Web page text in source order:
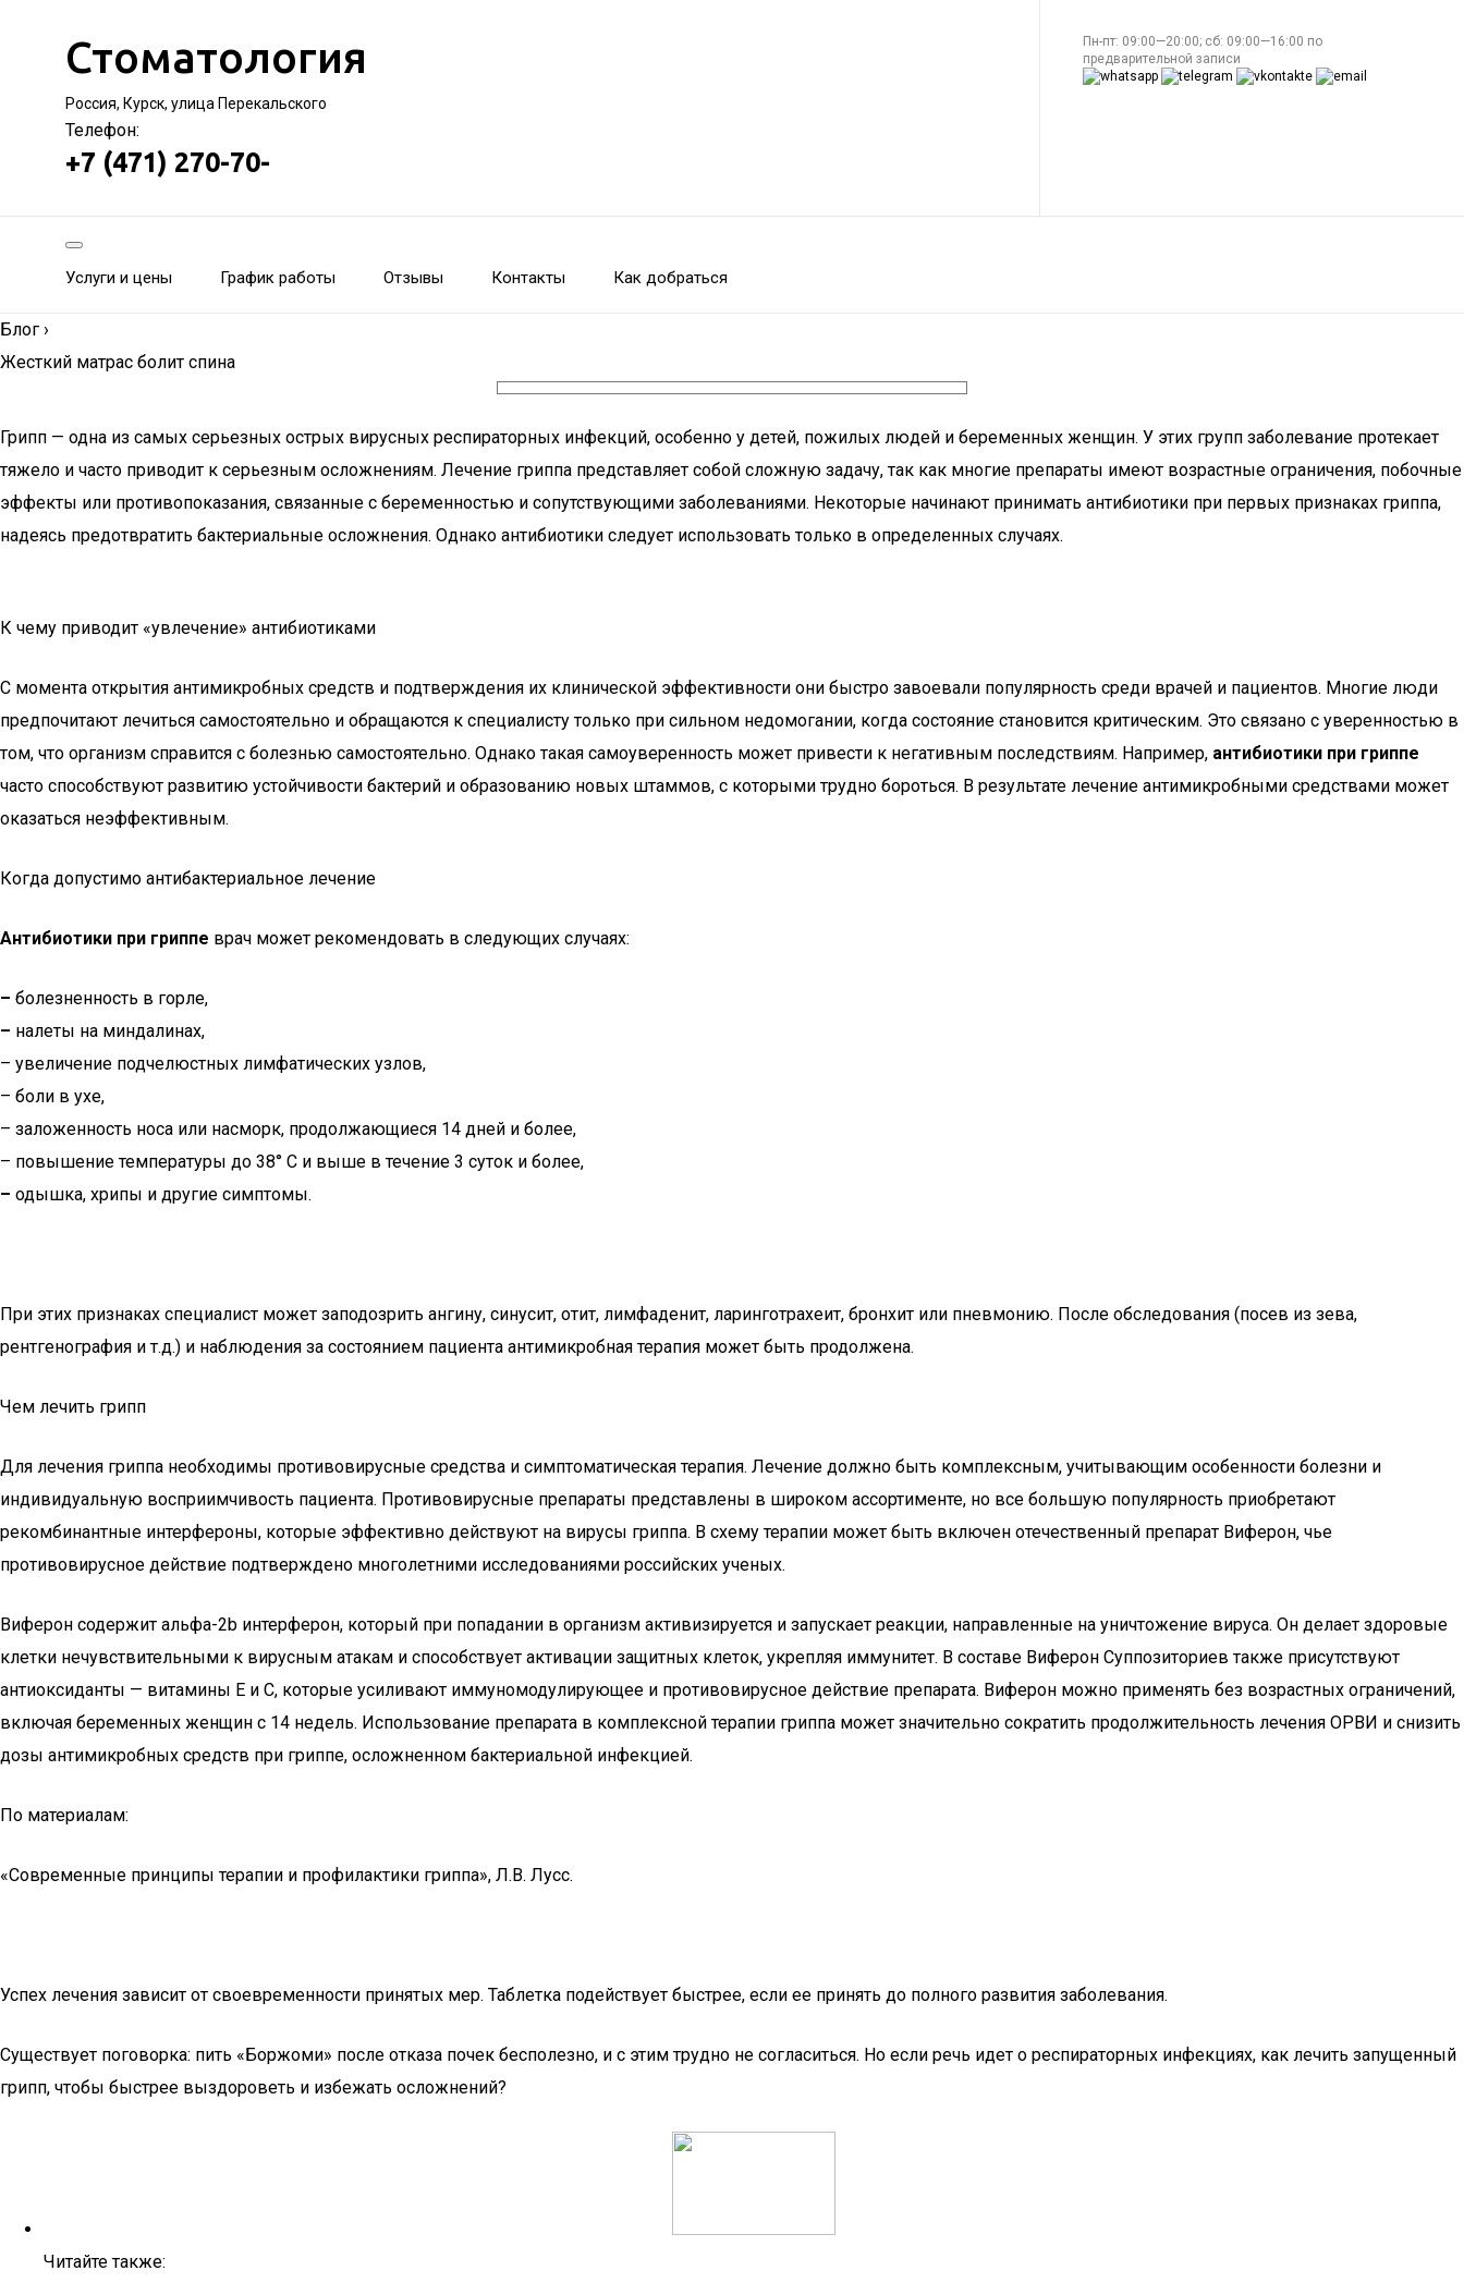
Стоматология
Россия, Курск, улица Перекальского
Телефон:
+7 (471) 270-70-
Пн-пт: 09:00—20:00; сб: 09:00—16:00 по
предварительной записи
Услуги и цены График работы Отзывы Контакты Как добраться
Блог ›
Жесткий матрас болит спина
Грипп — одна из самых серьезных острых вирусных респираторных инфекций, особенно у детей, пожилых людей и беременных женщин. У этих групп заболевание протекает
тяжело и часто приводит к серьезным осложнениям. Лечение гриппа представляет собой сложную задачу, так как многие препараты имеют возрастные ограничения, побочные
эффекты или противопоказания, связанные с беременностью и сопутствующими заболеваниями. Некоторые начинают принимать антибиотики при первых признаках гриппа,
надеясь предотвратить бактериальные осложнения. Однако антибиотики следует использовать только в определенных случаях.
К чему приводит «увлечение» антибиотиками
С момента открытия антимикробных средств и подтверждения их клинической эффективности они быстро завоевали популярность среди врачей и пациентов. Многие люди
предпочитают лечиться самостоятельно и обращаются к специалисту только при сильном недомогании, когда состояние становится критическим. Это связано с уверенностью в
том, что организм справится с болезнью самостоятельно. Однако такая самоуверенность может привести к негативным последствиям. Например, антибиотики при гриппе
часто способствуют развитию устойчивости бактерий и образованию новых штаммов, с которыми трудно бороться. В результате лечение антимикробными средствами может
оказаться неэффективным.
Когда допустимо антибактериальное лечение
Антибиотики при гриппе врач может рекомендовать в следующих случаях:
– болезненность в горле,
– налеты на миндалинах,
– увеличение подчелюстных лимфатических узлов,
– боли в ухе,
– заложенность носа или насморк, продолжающиеся 14 дней и более,
– повышение температуры до 38° С и выше в течение 3 суток и более,
– одышка, хрипы и другие симптомы.
При этих признаках специалист может заподозрить ангину, синусит, отит, лимфаденит, ларинготрахеит, бронхит или пневмонию. После обследования (посев из зева,
рентгенография и т.д.) и наблюдения за состоянием пациента антимикробная терапия может быть продолжена.
Чем лечить грипп
Для лечения гриппа необходимы противовирусные средства и симптоматическая терапия. Лечение должно быть комплексным, учитывающим особенности болезни и
индивидуальную восприимчивость пациента. Противовирусные препараты представлены в широком ассортименте, но все большую популярность приобретают
рекомбинантные интерфероны, которые эффективно действуют на вирусы гриппа. В схему терапии может быть включен отечественный препарат Виферон, чье
противовирусное действие подтверждено многолетними исследованиями российских ученых.
Виферон содержит альфа-2b интерферон, который при попадании в организм активизируется и запускает реакции, направленные на уничтожение вируса. Он делает здоровые
клетки нечувствительными к вирусным атакам и способствует активации защитных клеток, укрепляя иммунитет. В составе Виферон Суппозиториев также присутствуют
антиоксиданты — витамины Е и С, которые усиливают иммуномодулирующее и противовирусное действие препарата. Виферон можно применять без возрастных ограничений,
включая беременных женщин с 14 недель. Использование препарата в комплексной терапии гриппа может значительно сократить продолжительность лечения ОРВИ и снизить
дозы антимикробных средств при гриппе, осложненном бактериальной инфекцией.
По материалам:
«Современные принципы терапии и профилактики гриппа», Л.В. Лусс.
Успех лечения зависит от своевременности принятых мер. Таблетка подействует быстрее, если ее принять до полного развития заболевания.
Существует поговорка: пить «Боржоми» после отказа почек бесполезно, и с этим трудно не согласиться. Но если речь идет о респираторных инфекциях, как лечить запущенный
грипп, чтобы быстрее выздороветь и избежать осложнений?
Читайте также: